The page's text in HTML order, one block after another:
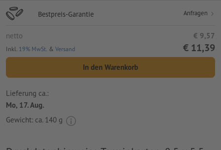
Bestpreis-Garantie Anfragen
netto € 9,57
Inkl. 19% MwSt. & Versand € 11,39
In den Warenkorb
Lieferung ca.:
Mo, 17. Aug.
Gewicht: ca. 140 g